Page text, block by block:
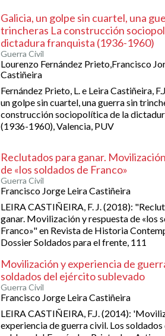
Galicia, un golpe sin cuartel, una
trincheras La construcción
dictadura franquista (1936-1960)
Guerra Civil
Lourenzo Fernández Prieto,Francisco
Castiñeira
Fernández Prieto, L. e Leira Castiñeira,
un golpe sin cuartel, una guerra sin
construcción sociopolítica de la
(1936-1960), Valencia, PUV
Reclutados para ganar.
de «los soldados de Franco»
Guerra Civil
Francisco Jorge Leira Castiñeira
LEIRA CASTIÑEIRA, F. J. (2018):
ganar. Movilización y respuesta de «los
Franco»" en Revista de Historia
Dossier Soldados para el frente, 111
Movilización y experiencia de
soldados del ejército sublevado
Guerra Civil
Francisco Jorge Leira Castiñeira
LEIRA CASTIÑEIRA, F.J. (2014):
experiencia de guerra civil. Los